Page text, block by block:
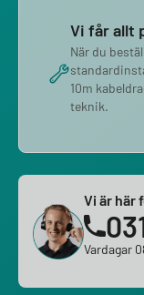
Vi får allt
När du
10m
teknik.
Vi är här
Vardagar